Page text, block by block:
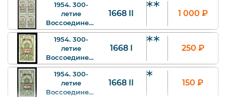
1954. 300-
летие
Воссоединения
Украины с
Россией.
Надпечатка
Типогр.
карминовая
на марке 1291.
2 р. Арт.
ssr1668IIKv_1.
1668 II 1 000 ₽
1954. 300-
летие
Воссоединения
Украины с
Россией.
Надпечатка
Типогр.
1668 I 250 ₽
1954. 300-
летие
Воссоединения
1668 II 150 ₽